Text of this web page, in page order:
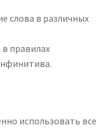
слова в различных
правилах
использовать все